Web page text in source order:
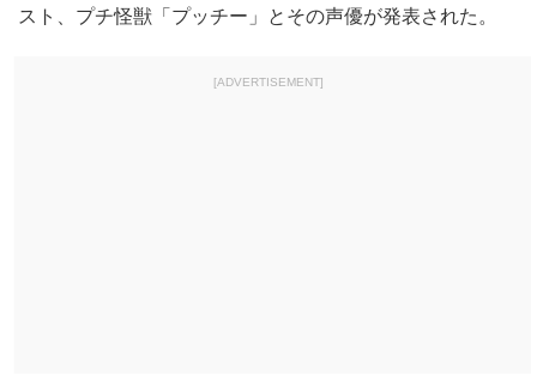
スト、プチ怪獣「プッチー」とその声優が発表された。
[ADVERTISEMENT]